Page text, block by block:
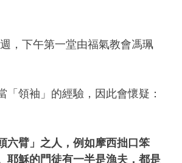
，下午第一堂由福氣教會馮珮
「領袖」的經驗，因此會懷疑：
六臂」之人，例如摩西拙口笨
耶穌的門徒有一半是漁夫，都是